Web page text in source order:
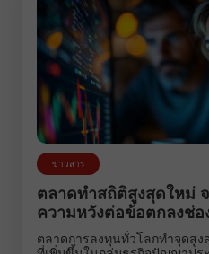
ข่าวสาร
ตลาดทำสถิติสูงสุดใหม่
ความหวังต่อข้อตกลงช่
ตลาดการลงทุนทั่วโลกทำจุดสู